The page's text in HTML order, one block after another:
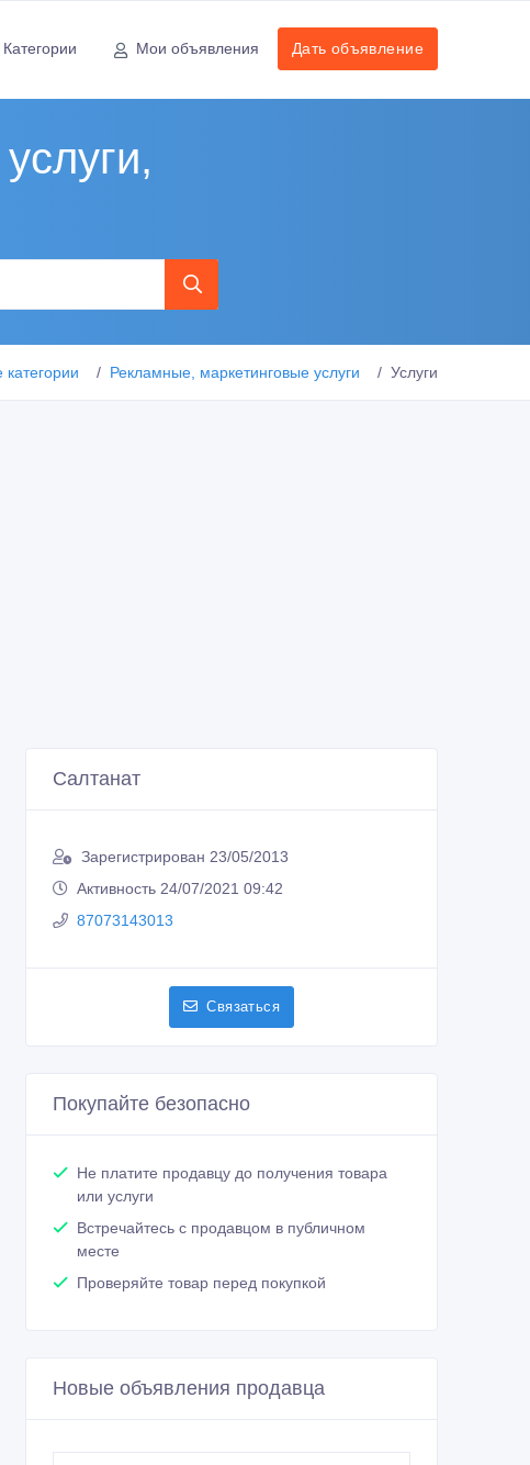
Категории Мои объявления Дать объявление
категории Рекламные, маркетинговые услуги Услуги
Салтанат
Зарегистрирован 23/05/2013
Активность 24/07/2021 09:42
87073143013
Связаться
Покупайте безопасно
Не платите продавцу до получения товара
или услуги
Встречайтесь с продавцом в публичном
месте
Проверяйте товар перед покупкой
Новые объявления продавца